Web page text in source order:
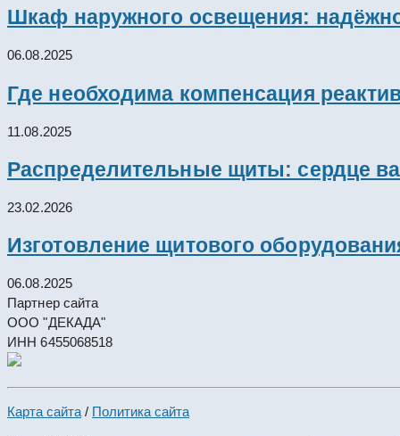
Шкаф наружного освещения:
06.08.2025
Где необходима компенсация
11.08.2025
Распределительные щиты: сердце
23.02.2026
Изготовление щитового
06.08.2025
Партнер сайта
ООО "ДЕКАДА"
ИНН 6455068518
Карта сайта/ Политика сайта